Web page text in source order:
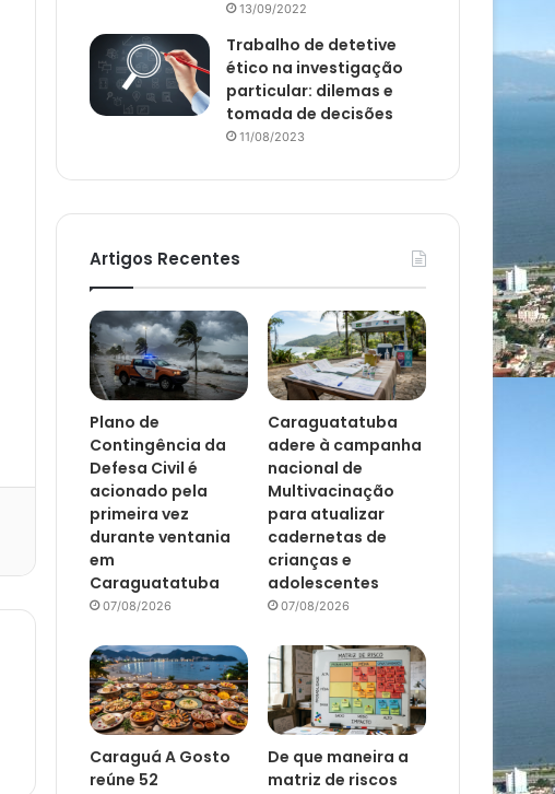
13/09/2022
Trabalho de detetive
ético na investigação
particular: dilemas e
tomada de decisões
11/08/2023
Artigos Recentes
Plano de
Contingência da
Defesa Civil é
acionado pela
primeira vez
durante ventania
em
Caraguatatuba
07/08/2026
Caraguatatuba
adere à campanha
nacional de
Multivacinação
para atualizar
cadernetas de
crianças e
adolescentes
07/08/2026
Caraguá A Gosto
reúne 52
De que maneira a
matriz de riscos